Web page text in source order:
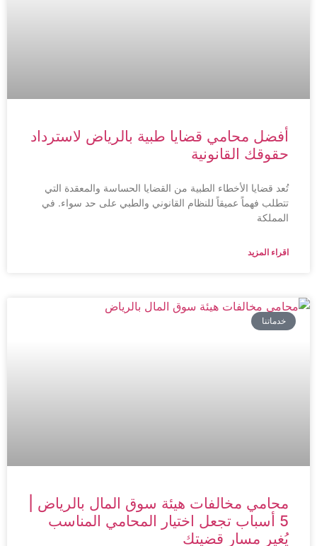
أفضل محامي قضايا طبية بالرياض لاسترداد
حقوقك القانونية
تُعد قضايا الأخطاء الطبية من القضايا الحساسة والمعقدة التي
تتطلب فهماً عميقاً للنظام القانوني والطبي على حد سواء. في
المملكة
اقراء المزيد
خدماتنا
محامي مخالفات هيئة سوق المال بالرياض |
5 أسباب تجعل اختيار المحامي المناسب
يُغير مسار قضيتك